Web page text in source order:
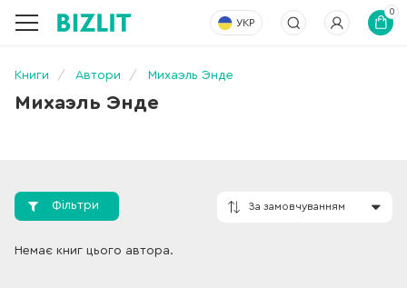
УКР
0
Книги Автори Михаэль Энде
Михаэль Энде
Фільтри
Немає книг цього автора.